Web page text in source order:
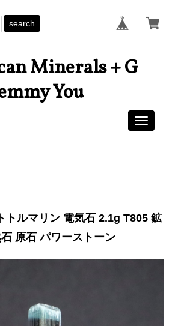
search
Minerals + G
You
Toggle
トルマリン 電気石 2.1g T805 鉱
原石 パワーストーン